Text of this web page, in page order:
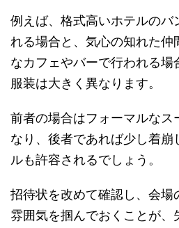
例えば、格式高いホテルのバ
れる場合と、気心の知れた仲
なカフェやバーで行われる場
服装は大きく異なります。
前者の場合はフォーマルなス
なり、後者であれば少し着崩
ルも許容されるでしょう。
招待状を改めて確認し、会場
雰囲気を掴んでおくことが